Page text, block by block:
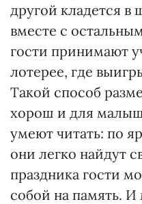
другой кладется в
вместе с
гости принимают
лотерее, где
Такой способ
хорош и для
умеют читать: по
они легко найдут
праздника гости
собой на память.